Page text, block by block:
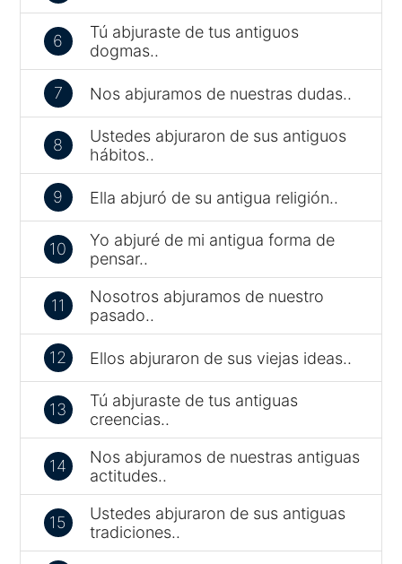
6
Tú abjuraste de tus antiguos
dogmas..
7 Nos abjuramos de nuestras dudas..
8
Ustedes abjuraron de sus antiguos
hábitos..
9 Ella abjuró de su antigua religión..
10
Yo abjuré de mi antigua forma de
pensar..
11
Nosotros abjuramos de nuestro
pasado..
12 Ellos abjuraron de sus viejas ideas..
13
Tú abjuraste de tus antiguas
creencias..
14
Nos abjuramos de nuestras antiguas
actitudes..
15
Ustedes abjuraron de sus antiguas
tradiciones..